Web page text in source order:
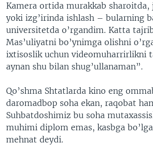
Kamera ortida murakkab sharoitda,
yoki izg’irinda ishlash – bularning
universitetda o’rgandim. Katta
Mas’uliyatni bo’ynimga olishni
ixtisoslik uchun videomuharrirlikni
aynan shu bilan shug’ullanaman”.
Qo’shma Shtatlarda kino eng
daromadbop soha ekan, raqobat
Suhbatdoshimiz bu soha
muhimi diplom emas, kasbga
mehnat deydi.